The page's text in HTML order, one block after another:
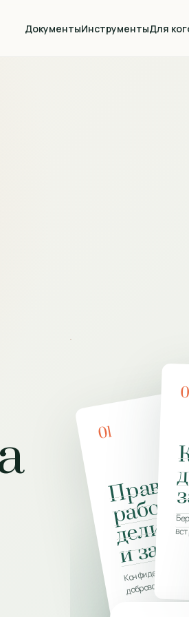
ДокументыИнструментыДля
01
добровольность